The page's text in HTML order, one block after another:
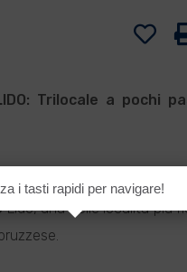
Trilocale a pochi
in Vendita
si trova
Lido, una delle località più
i tasti rapidi per navigare!